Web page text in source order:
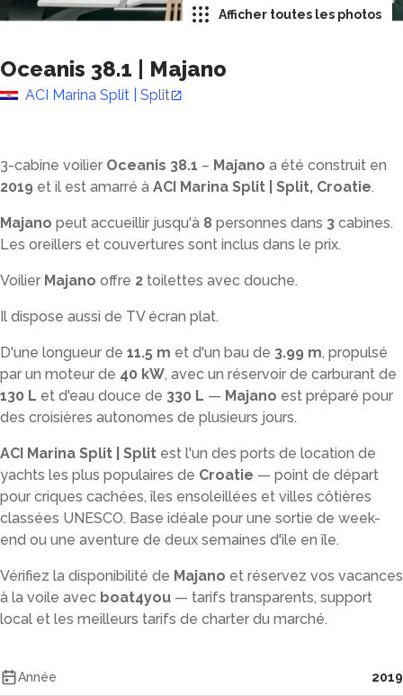
Oceanis 38.1 Majano
ACI Marina Split | Split
Afficher toutes les photos
3-cabine voilier Oceanis 38.1 – Majano a été construit en
2019 et il est amarré à ACI Marina Split | Split, Croatie.
Majano peut accueillir jusqu'à 8 personnes dans 3 cabines.
Les oreillers et couvertures sont inclus dans le prix.
Voilier Majano offre 2 toilettes avec douche.
Il dispose aussi de TV écran plat.
D'une longueur de 11.5 m et d'un bau de 3.99 m, propulsé
par un moteur de 40 kW, avec un réservoir de carburant de
130 L et d'eau douce de 330 L — Majano est préparé pour
des croisières autonomes de plusieurs jours.
ACI Marina Split | Split est l'un des ports de location de
yachts les plus populaires de Croatie — point de départ
pour criques cachées, îles ensoleillées et villes côtières
classées UNESCO. Base idéale pour une sortie de week-
end ou une aventure de deux semaines d'île en île.
Vérifiez la disponibilité de Majano et réservez vos vacances
à la voile avec boat4you — tarifs transparents, support
local et les meilleurs tarifs de charter du marché.
Année 2019